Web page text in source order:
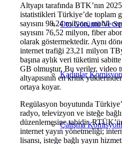
Oto Görüntü Ve
Kadınlar
Çalışma
Altyapı tarafında BTK’nın
istatistikleri Türkiye’de toplam
sayısını 98,24 milyon, mobil
sayısını 76,52 milyon, fiber
olarak göstermektedir. Aynı
internet trafiği 23,21 milyon
başına aylık veri tüketimi
GB olmuştur. Bu veriler, video
altyapısının en kritik
ortaya koyar.
Regülasyon boyutunda
radyo, televizyon ve isteğe
düzenlemesine tabidir.
internet yayın yönetmeliği;
lisansı, isteğe bağlı yayın